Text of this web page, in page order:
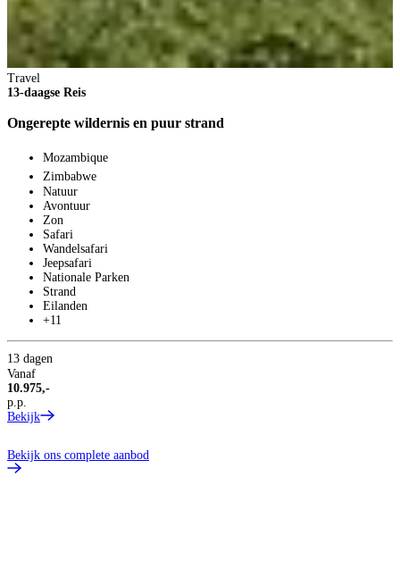
Travel
13-daagse Reis
Ongerepte wildernis en puur strand
Mozambique
Zimbabwe
Natuur
Avontuur
Zon
Safari
Wandelsafari
Jeepsafari
Nationale Parken
Strand
Eilanden
+11
13 dagen
Vanaf
10.975,-
p.p.
Bekijk
Bekijk ons complete aanbod